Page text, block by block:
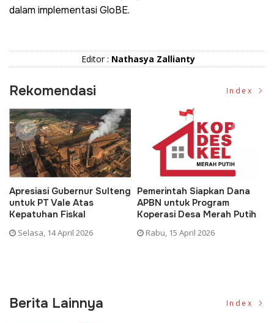
dalam implementasi GloBE.
Editor : Nathasya Zallianty
Rekomendasi Index
Apresiasi Gubernur Sulteng
untuk PT Vale Atas
Kepatuhan Fiskal
Selasa, 14 April 2026
Pemerintah Siapkan Dana
APBN untuk Program
Koperasi Desa Merah Putih
Rabu, 15 April 2026
Berita Lainnya Index